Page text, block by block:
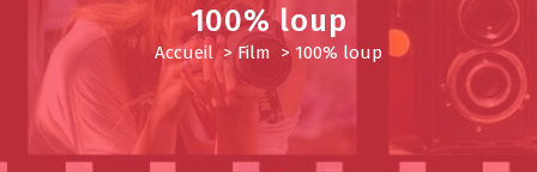
100% loup
Accueil>Film > 100% loup